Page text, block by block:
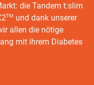
die Tandem t:slim
TM und dank unserer
allen die nötige
mit ihrem Diabetes